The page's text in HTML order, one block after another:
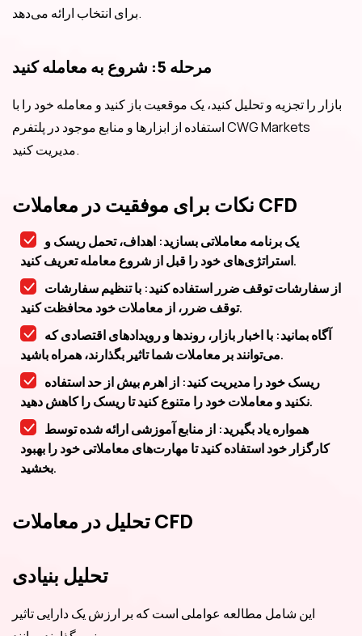
برای انتخاب ارائه می‌دهد.
مرحله 5: شروع به معامله کنید
بازار را تجزیه و تحلیل کنید، یک موقعیت باز کنید و معامله خود را با
استفاده از ابزارها و منابع موجود در پلتفرم CWG Markets
مدیریت کنید.
نکات برای موفقیت در معاملات CFD
یک برنامه معاملاتی بسازید: اهداف، تحمل ریسک و
استراتژی‌های خود را قبل از شروع معامله تعریف کنید.
از سفارشات توقف ضرر استفاده کنید: با تنظیم سفارشات
توقف ضرر، از معاملات خود محافظت کنید.
آگاه بمانید: با اخبار بازار، روندها و رویدادهای اقتصادی که
می‌توانند بر معاملات شما تاثیر بگذارند، همراه باشید.
ریسک خود را مدیریت کنید: از اهرم بیش از حد استفاده
نکنید و معاملات خود را متنوع کنید تا ریسک را کاهش دهید.
همواره یاد بگیرید: از منابع آموزشی ارائه شده توسط
کارگزار خود استفاده کنید تا مهارت‌های معاملاتی خود را بهبود
بخشید.
تحلیل در معاملات CFD
تحلیل بنیادی
این شامل مطالعه عواملی است که بر ارزش یک دارایی تاثیر